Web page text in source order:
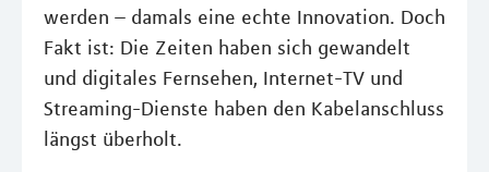
werden – damals eine echte Innovation. Doch
Fakt ist: Die Zeiten haben sich gewandelt
und digitales Fernsehen, Internet-TV und
Streaming-Dienste haben den Kabelanschluss
längst überholt.